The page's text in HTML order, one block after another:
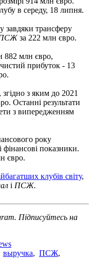
в середу, 18 липня.
завдяки трансферу
за 222 млн євро.
882 млн євро,
прибуток - 13
з яким до 2021
Останні результати
з випередженням
року
фінансові показники.
євро.
клубів світу,
і ПСЖ.
Підписуйтесь на
выручка, ПСЖ,